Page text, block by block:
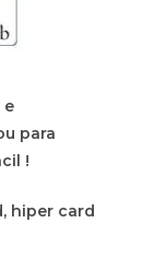
e
para
!
hiper card